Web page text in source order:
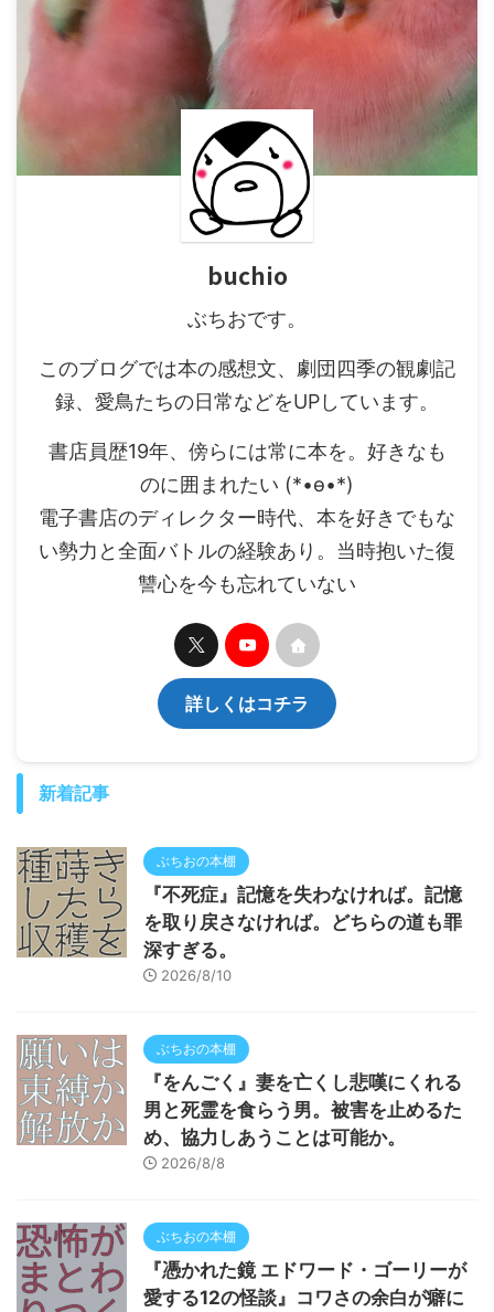
buchio
ぶちおです。
このブログでは本の感想文、劇団四季の観劇記
録、愛鳥たちの日常などをUPしています。
書店員歴19年、傍らには常に本を。好きなも
のに囲まれたい (*•ө•*)
電子書店のディレクター時代、本を好きでもな
い勢力と全面バトルの経験あり。当時抱いた復
讐心を今も忘れていない
詳しくはコチラ
新着記事
ぶちおの本棚
『不死症』記憶を失わなければ。記憶
を取り戻さなければ。どちらの道も罪
深すぎる。
2026/8/10
ぶちおの本棚
『をんごく』妻を亡くし悲嘆にくれる
男と死霊を食らう男。被害を止めるた
め、協力しあうことは可能か。
2026/8/8
ぶちおの本棚
『憑かれた鏡 エドワード・ゴーリーが
愛する12の怪談』コワさの余白が癖に